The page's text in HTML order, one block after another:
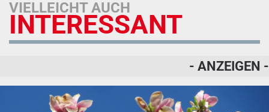
VIELLEICHT AUCH
INTERESSANT
- ANZEIGEN -